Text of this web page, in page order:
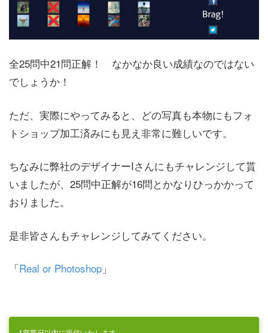
全25問中21問正解！ なかなか良い成績なのではない
でしょうか！
ただ、実際にやってみると、どの写真も本物にもフォ
トショップ加工済みにも見え非常に難しいです。
ちなみに弊社のデザイナーIさんにもチャレンジして貰
いましたが、25問中正解が16問とかなりひっかかって
おりました。
是非皆さんもチャレンジしてみてください。
「Real or Photoshop 」